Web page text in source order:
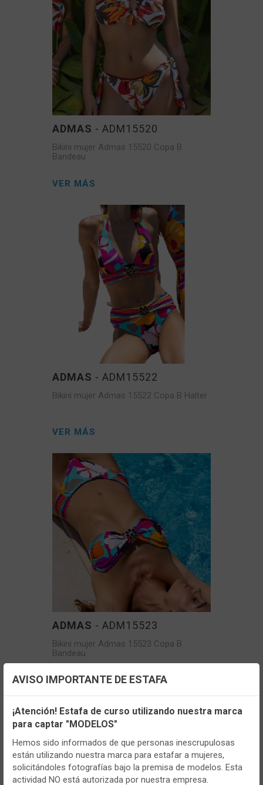
ADMAS - ADM15520
Bikini mujer Admas 15520 Copa B
Bandeau
VER MÁS
ADMAS - ADM15522
Bikini mujer Admas 15522 Copa B Halter
VER MÁS
ADMAS - ADM15523
Bikini mujer Admas 15523 Copa B
Bandeau
VER MÁS
Configuración de cookies
Utilizamos cookies propias y de terceros, de sesión o
persistentes, para hacer funcionar de manera segura nuestra
página web y personalizar su contenido.
Igualmente, utilizamos cookies para medir y obtener datos de
la navegación que realizas y para ajustar el contenido a tus
AVISO IMPORTANTE DE ESTAFA
¡Atención! Estafa de curso utilizando nuestra marca
para captar "MODELOS"
Hemos sido informados de que personas inescrupulosas
están utilizando nuestra marca para estafar a mujeres,
solicitándoles fotografías bajo la premisa de modelos. Esta
actividad NO está autorizada por nuestra empresa.